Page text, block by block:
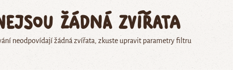
žádná zvířata
neodpovídají žádná zvířata, zkuste upravit parametry filtru